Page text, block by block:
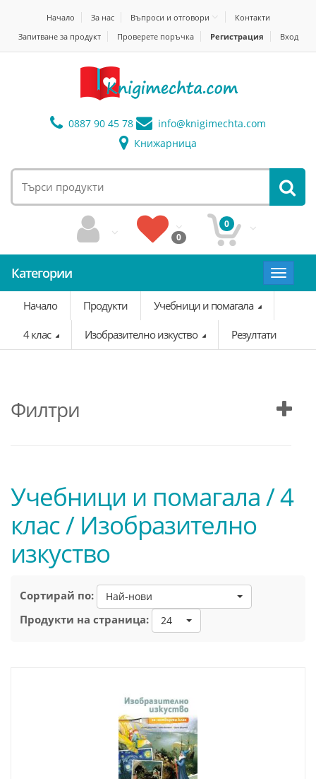
Начало За нас Въпроси и отговори
Контакти
Запитване за продукт
Проверете поръчка Регистрация Вход
0887 90 45 78 info@knigimechta.com
Книжарница
0
0
Категории
Toggle
Начало
Продукти Учебници и помагала
4 клас Изобразително изкуство Резултати
Филтри
Учебници и помагала / 4
клас / Изобразително
изкуство
Сортирай по: Най-нови
Продукти на страница: 24